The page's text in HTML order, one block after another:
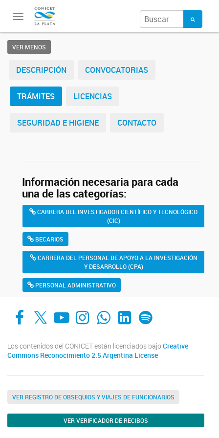
Toggle
navigation
VER MENOS
DESCRIPCIÓN CONVOCATORIAS
TRÁMITES LICENCIAS
SEGURIDAD E HIGIENE CONTACTO
Información necesaria para cada
una de las categorías:
CARRERA DEL INVESTIGADOR CIENTÍFICO Y TECNOLÓGICO
(CIC)
BECARIOS
CARRERA DEL PERSONAL DE APOYO A LA INVESTIGACIÓN
Y DESARROLLO (CPA)
PERSONAL ADMINISTRATIVO
Facebook
X YouTube
Instagram
Whats AppLinkedIn
Spotify
Los contenidos del CONICET están licenciados bajo Creative
Commons Reconocimiento 2.5 Argentina License
VER REGISTRO DE OBSEQUIOS Y VIAJES DE FUNCIONARIOS
VER VERIFICADOR DE RECIBOS